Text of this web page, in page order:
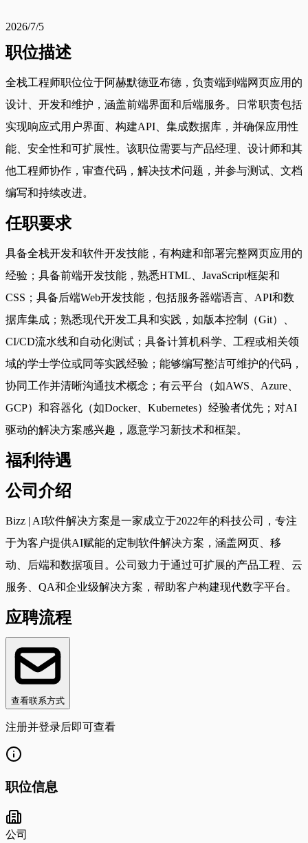
2026/7/5
职位描述
全栈工程师职位位于阿赫默德亚布德，负责端到端网页应用的
设计、开发和维护，涵盖前端界面和后端服务。日常职责包括
实现响应式用户界面、构建API、集成数据库，并确保应用性
能、安全性和可扩展性。该职位需要与产品经理、设计师和其
他工程师协作，审查代码，解决技术问题，并参与测试、文档
编写和持续改进。
任职要求
具备全栈开发和软件开发技能，有构建和部署完整网页应用的
经验；具备前端开发技能，熟悉HTML、JavaScript框架和
CSS；具备后端Web开发技能，包括服务器端语言、API和数
据库集成；熟悉现代开发工具和实践，如版本控制（Git）、
CI/CD流水线和自动化测试；具备计算机科学、工程或相关领
域的学士学位或同等实践经验；能够编写整洁可维护的代码，
协同工作并清晰沟通技术概念；有云平台（如AWS、Azure、
GCP）和容器化（如Docker、Kubernetes）经验者优先；对AI
驱动的解决方案感兴趣，愿意学习新技术和框架。
福利待遇
公司介绍
Bizz | AI软件解决方案是一家成立于2022年的科技公司，专注
于为客户提供AI赋能的定制软件解决方案，涵盖网页、移
动、后端和数据项目。公司致力于通过可扩展的产品工程、云
服务、QA和企业级解决方案，帮助客户构建现代数字平台。
应聘流程
查看联系方式
注册并登录后即可查看
职位信息
公司